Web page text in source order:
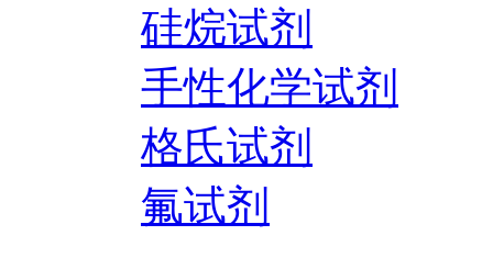
硅烷试剂
手性化学试剂
格氏试剂
氟试剂